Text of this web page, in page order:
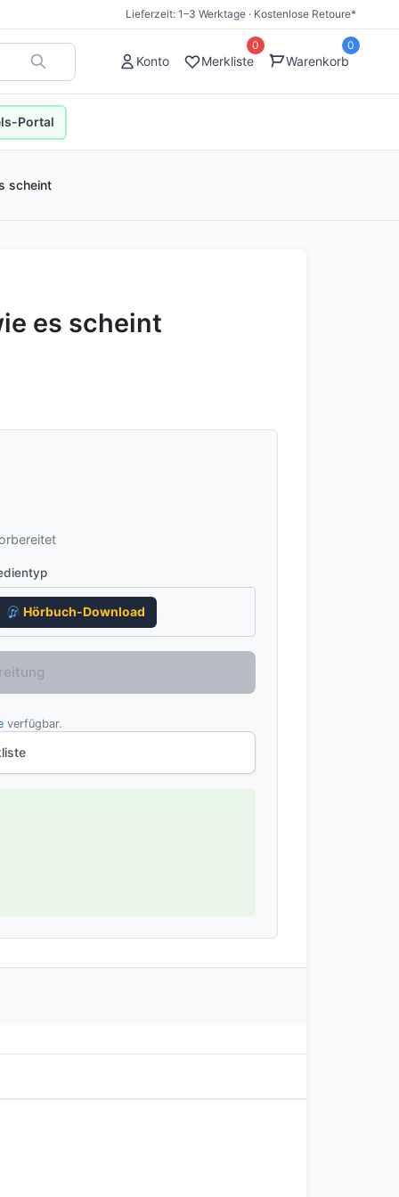
Lieferzeit: 1–3 Werktage · Kostenlose Retoure*
Konto Merkliste
0
Warenkorb
0
Portal
scheint
es scheint
Hörbuch-Download
verfügbar.